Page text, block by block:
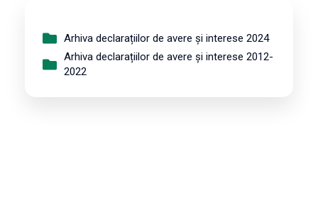
Arhiva declarațiilor de avere și interese 2024
Arhiva declarațiilor de avere și interese 2012-
2022